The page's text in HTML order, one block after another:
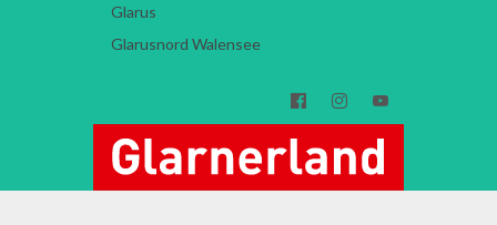
Glarus
Glarusnord Walensee
  